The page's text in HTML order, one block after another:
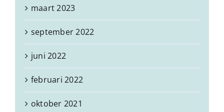
maart 2023
september 2022
juni 2022
februari 2022
oktober 2021